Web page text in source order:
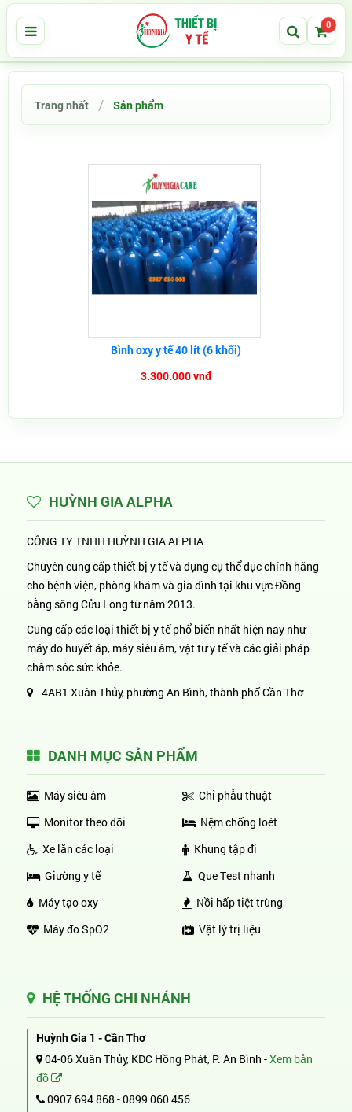
0
Trang nhất Sản phẩm
Bình oxy y tế 40 lít (6 khối)
3.300.000 vnđ
HUỲNH GIA ALPHA
CÔNG TY TNHH HUỲNH GIA ALPHA
Chuyên cung cấp thiết bị y tế và dụng cụ thể dục chính hãng
cho bệnh viện, phòng khám và gia đình tại khu vực Đồng
bằng sông Cửu Long từ năm 2013.
Cung cấp các loại thiết bị y tế phổ biến nhất hiện nay như
máy đo huyết áp, máy siêu âm, vật tư y tế và các giải pháp
chăm sóc sức khỏe.
4AB1 Xuân Thủy, phường An Bình, thành phố Cần Thơ
DANH MỤC SẢN PHẨM
Máy siêu âm
Monitor theo dõi
Xe lăn các loại
Giường y tế
Máy tạo oxy
Máy đo SpO2
Chỉ phẫu thuật
Nệm chống loét
Khung tập đi
Que Test nhanh
Nồi hấp tiệt trùng
Vật lý trị liệu
HỆ THỐNG CHI NHÁNH
Huỳnh Gia 1 - Cần Thơ
04-06 Xuân Thủy, KDC Hồng Phát, P. An Bình -Xem bản
đồ
0907 694 868 -0899 060 456